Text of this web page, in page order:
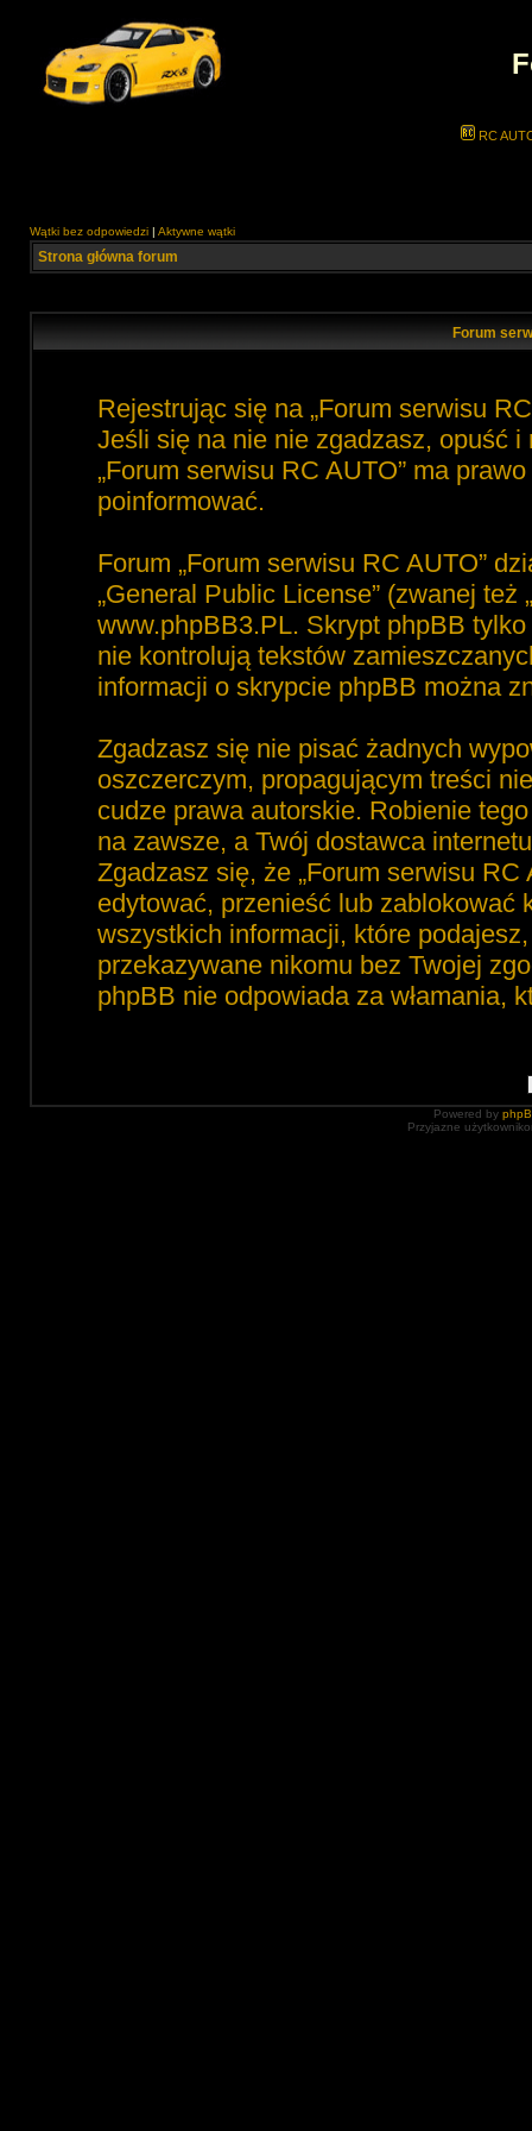
RC
Wątki bez odpowiedzi | Aktywne wątki
Strona główna forum
Forum
Rejestrując się na „Forum serwisu
Jeśli się na nie nie zgadzasz, opuść i
„Forum serwisu RC AUTO” ma
poinformować.
Forum „Forum serwisu RC AUTO”
„General Public License” (zwanej też
www.phpBB3.PL. Skrypt phpBB
nie kontrolują tekstów
informacji o skrypcie phpBB można
Zgadzasz się nie pisać żadnych
oszczerczym, propagującym treści
cudze prawa autorskie. Robienie
na zawsze, a Twój dostawca
Zgadzasz się, że „Forum serwisu
edytować, przenieść lub zablokować
wszystkich informacji, które
przekazywane nikomu bez Twojej
phpBB nie odpowiada za włamania,
Powered by
Przyjazne